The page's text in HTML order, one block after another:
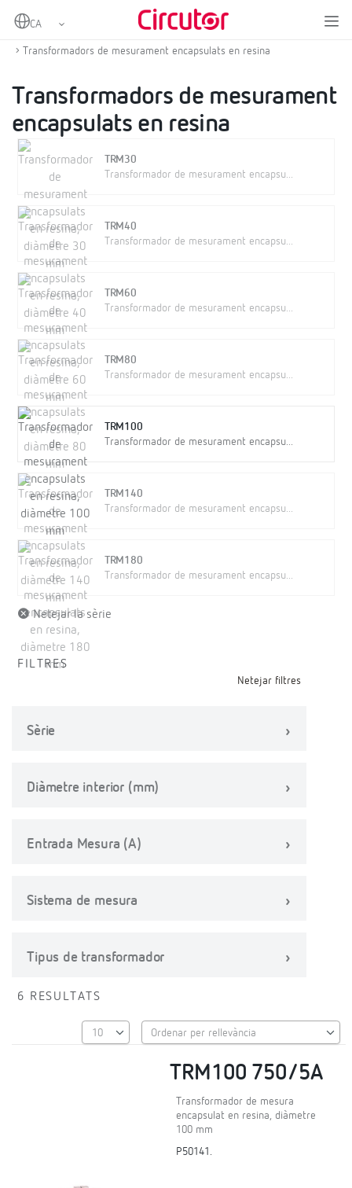
Home
Transformadors de corrent i shunts
Transformadors de mesurament encapsulats en resina
Transformadors de mesurament
encapsulats en resina
TRM30
Transformador de mesurament encapsu...
TRM40
Transformador de mesurament encapsu...
TRM60
Transformador de mesurament encapsu...
TRM80
Transformador de mesurament encapsu...
TRM100
Transformador de mesurament encapsu...
TRM140
Transformador de mesurament encapsu...
TRM180
Transformador de mesurament encapsu...
Netejar la sèrie
FILTRES
Netejar filtres
Sèrie
Diàmetre interior (mm)
Entrada Mesura (A)
Sistema de mesura
Tipus de transformador
6 RESULTATS
TRM100 750/5A
Transformador de mesura
encapsulat en resina, diàmetre
100 mm
P50141.